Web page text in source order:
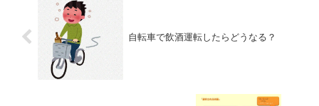
自転車で飲酒運転したらどうなる？